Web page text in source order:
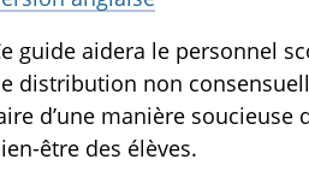
guide aidera le personnel
distribution non
d’une manière soucieuse
être des élèves.